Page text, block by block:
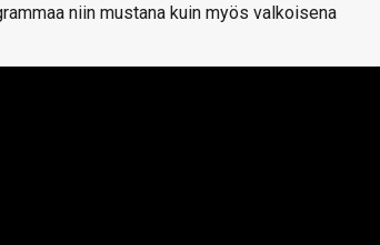
niin mustana kuin myös valkoisena